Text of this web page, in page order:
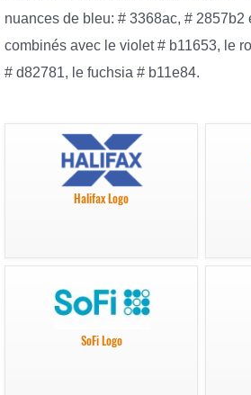
nuances de bleu: # 3368ac, # 2857b2
combinés avec le violet # b11653, le
# d82781, le fuchsia # b11e84.
Halifax Logo
SoFi Logo